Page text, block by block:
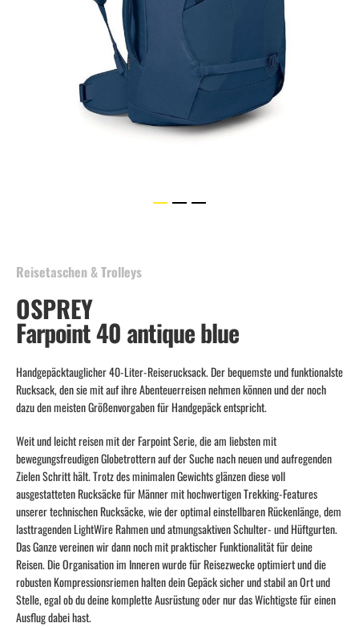
beginning
the
images
gallery
Reisetaschen & Trolleys
Farpoint 40 antique blue
OSPREY
Handgepäcktauglicher 40-Liter-Reiserucksack. Der bequemste und funktionalste
Rucksack, den sie mit auf ihre Abenteuerreisen nehmen können und der noch
dazu den meisten Größenvorgaben für Handgepäck entspricht.
Weit und leicht reisen mit der Farpoint Serie, die am liebsten mit
bewegungsfreudigen Globetrottern auf der Suche nach neuen und aufregenden
Zielen Schritt hält. Trotz des minimalen Gewichts glänzen diese voll
ausgestatteten Rucksäcke für Männer mit hochwertigen Trekking-Features
unserer technischen Rucksäcke, wie der optimal einstellbaren Rückenlänge, dem
lasttragenden LightWire Rahmen und atmungsaktiven Schulter- und Hüftgurten.
Das Ganze vereinen wir dann noch mit praktischer Funktionalität für deine
Reisen. Die Organisation im Inneren wurde für Reisezwecke optimiert und die
robusten Kompressionsriemen halten dein Gepäck sicher und stabil an Ort und
Stelle, egal ob du deine komplette Ausrüstung oder nur das Wichtigste für einen
Ausflug dabei hast.